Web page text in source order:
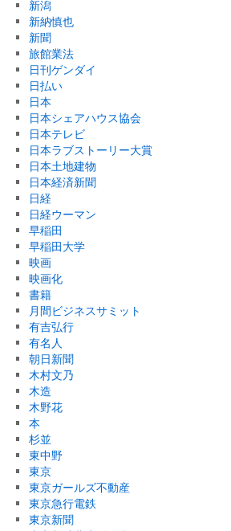
新潟
新納慎也
新聞
旅館業法
日刊ゲンダイ
日払い
日本
日本シェアハウス協会
日本テレビ
日本ラブストーリー大賞
日本土地建物
日本経済新聞
日経
日経ウーマン
早稲田
早稲田大学
映画
映画化
書籍
月間ビジネスサミット
有吉弘行
有名人
朝日新聞
木村文乃
木造
木野花
本
杉並
東中野
東京
東京ガールズ不動産
東京急行電鉄
東京新聞